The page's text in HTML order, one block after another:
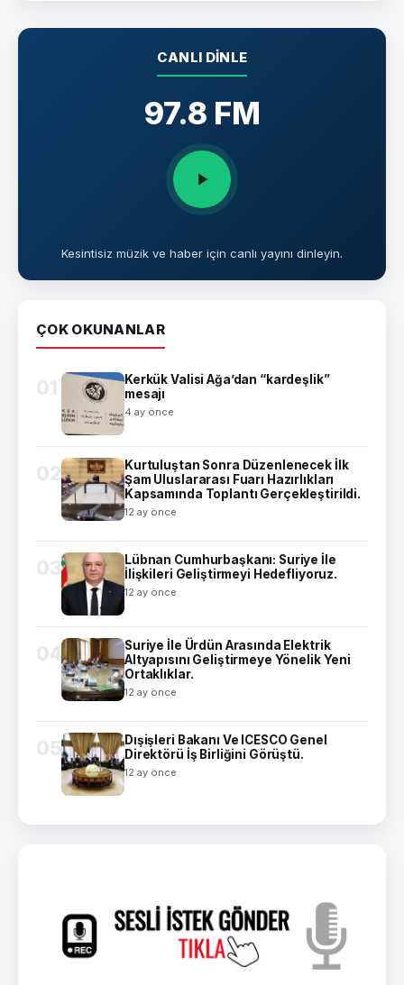
CANLI DINLE
97.8 FM
Kesintisiz müzik ve haber için canlı yayını dinleyin.
ÇOK OKUNANLAR
01
Kerkük Valisi Ağa’dan “kardeşlik”
mesajı
4 ay önce
02
Kurtuluştan Sonra Düzenlenecek İlk
Şam Uluslararası Fuarı Hazırlıkları
Kapsamında Toplantı Gerçekleştirildi.
12 ay önce
03
Lübnan Cumhurbaşkanı: Suriye İle
İlişkileri Geliştirmeyi Hedefliyoruz.
12 ay önce
04
Suriye İle Ürdün Arasında Elektrik
Altyapısını Geliştirmeye Yönelik Yeni
Ortaklıklar.
12 ay önce
05
Dışişleri Bakanı Ve ICESCO Genel
Direktörü İş Birliğini Görüştü.
12 ay önce